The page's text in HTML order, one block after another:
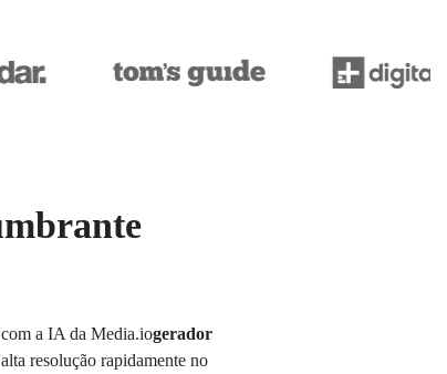
com a IA da Media.iogerador
resolução rapidamente no